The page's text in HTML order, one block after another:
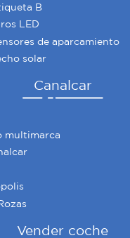
B
LED
de aparcamiento
solar
Canalcar
multimarca
Vender coche